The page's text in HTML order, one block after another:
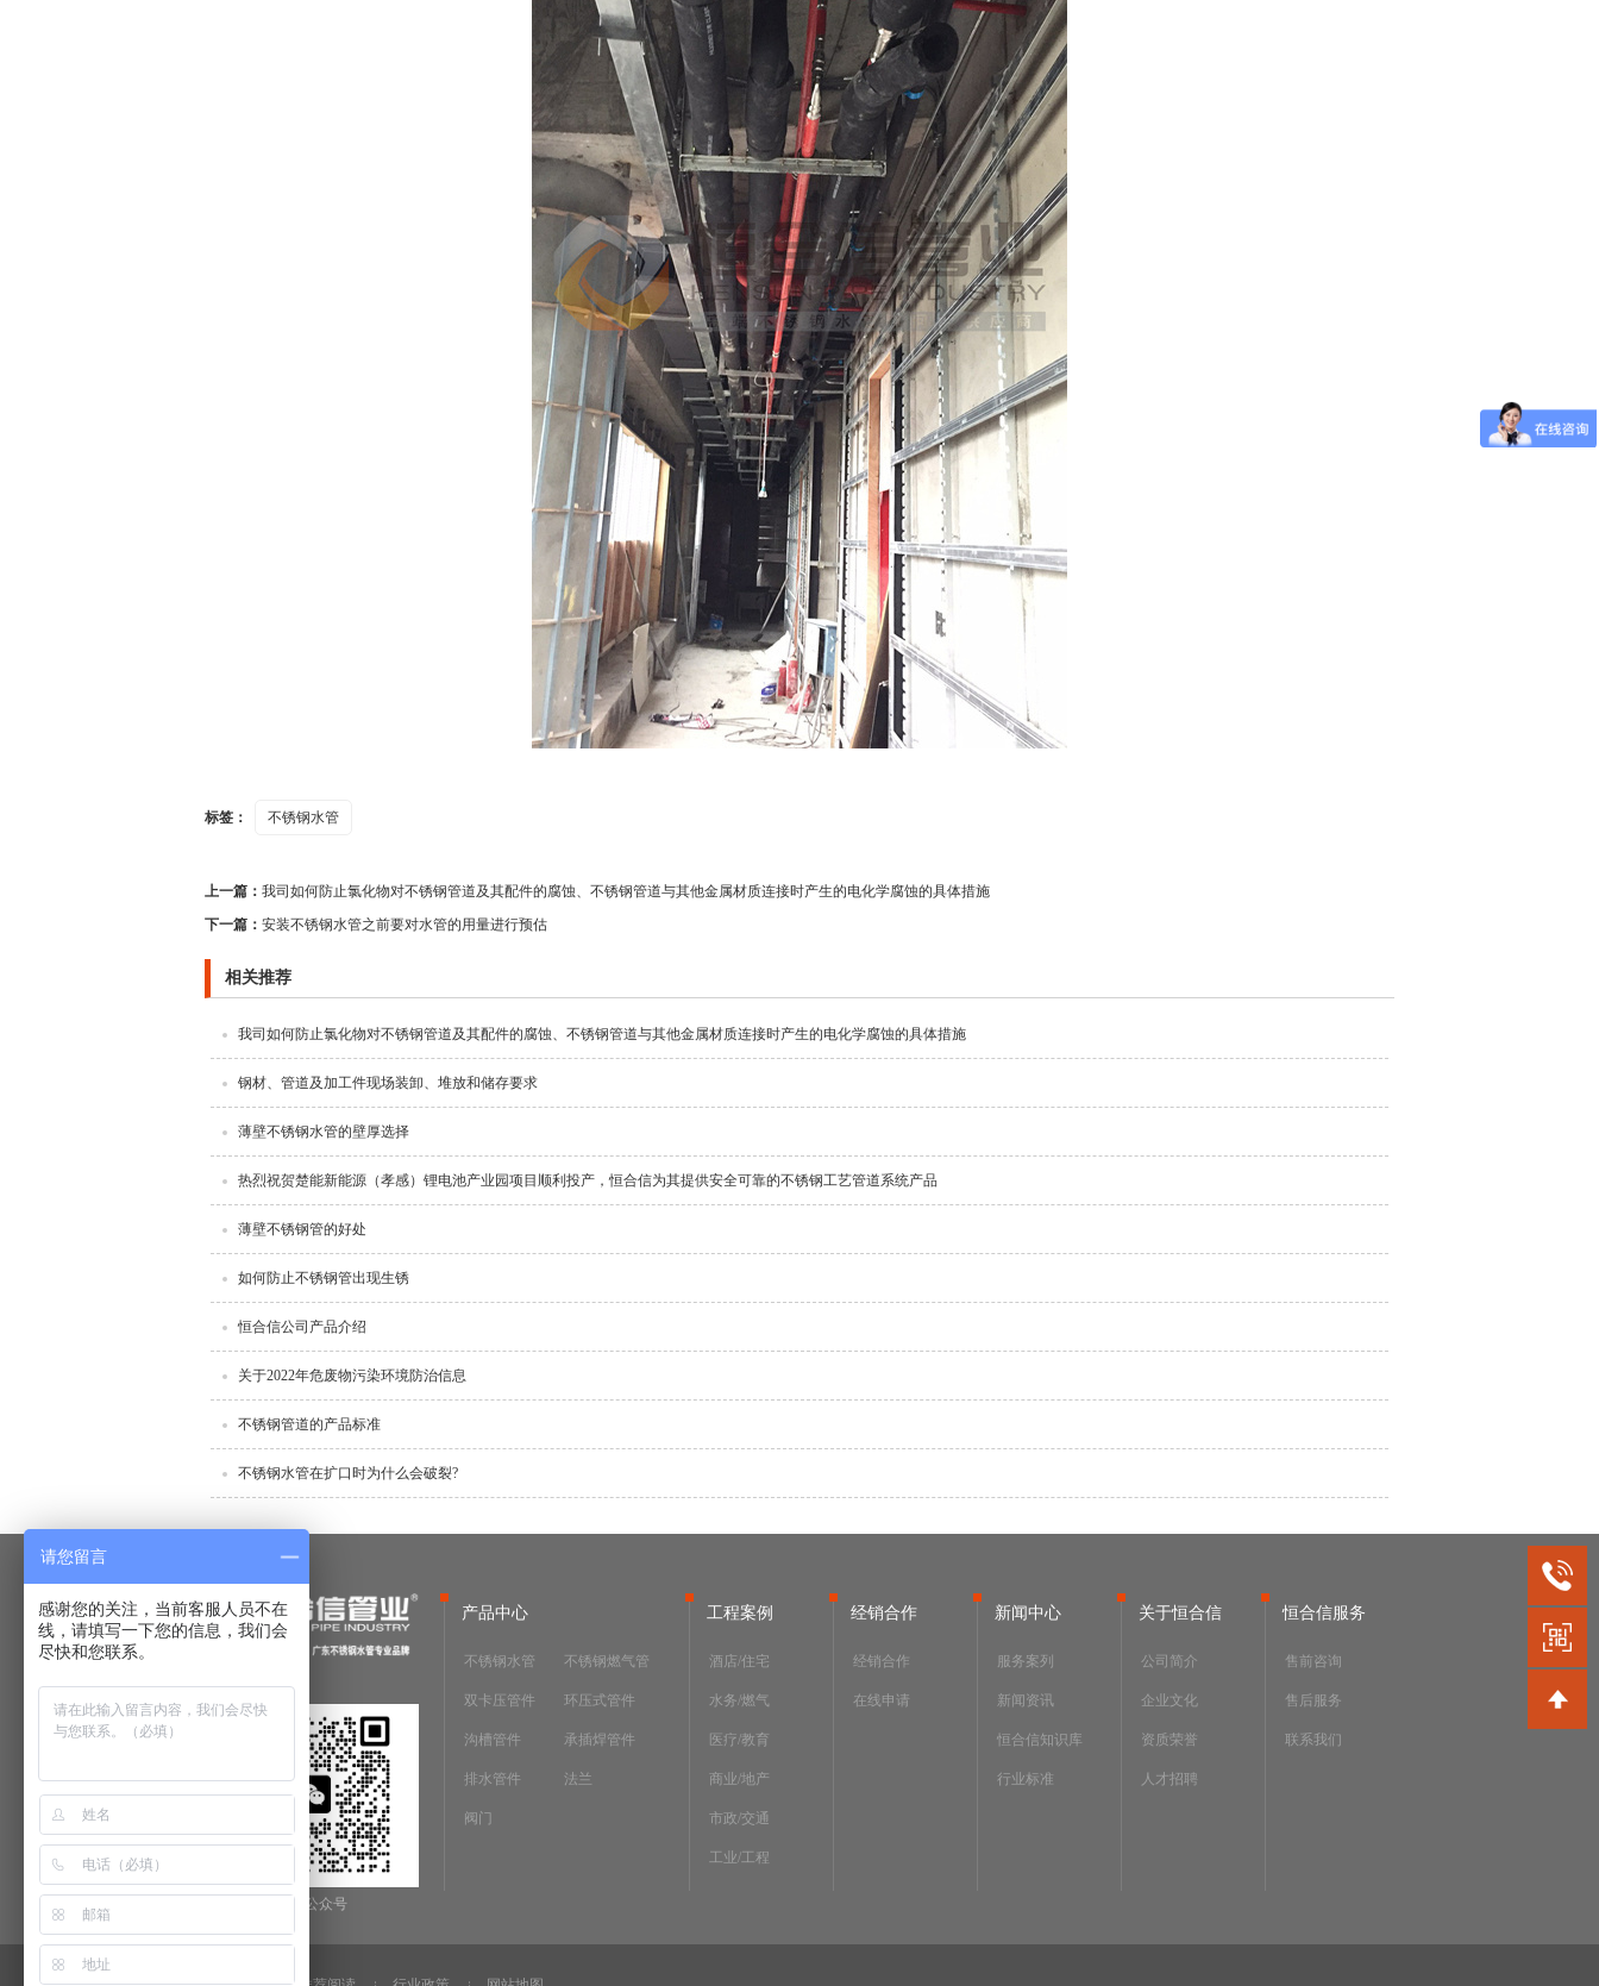
标签： 不锈钢水管
上一篇： 我司如何防止氯化物对不锈钢管道及其配件的腐蚀、不锈钢管道与其他金属材质连接时产生的电化学腐蚀的具体措施
下一篇： 安装不锈钢水管之前要对水管的用量进行预估
相关推荐
我司如何防止氯化物对不锈钢管道及其配件的腐蚀、不锈钢管道与其他金属材质连接时产生的电化学腐蚀的具体措施
钢材、管道及加工件现场装卸、堆放和储存要求
薄壁不锈钢水管的壁厚选择
热烈祝贺楚能新能源（孝感）锂电池产业园项目顺利投产，恒合信为其提供安全可靠的不锈钢工艺管道系统产品
薄壁不锈钢管的好处
如何防止不锈钢管出现生锈
恒合信公司产品介绍
关于2022年危废物污染环境防治信息
不锈钢管道的产品标准
不锈钢水管在扩口时为什么会破裂?
微信公众号
产品中心
不锈钢水管 不锈钢燃气管
双卡压管件 环压式管件
沟槽管件 承插焊管件
排水管件 法兰
阀门
工程案例
酒店/住宅
水务/燃气
医疗/教育
商业/地产
市政/交通
工业/工程
经销合作
经销合作
在线申请
新闻中心
服务案列
新闻资讯
恒合信知识库
行业标准
关于恒合信
公司简介
企业文化
资质荣誉
人才招聘
恒合信服务
售前咨询
售后服务
联系我们
请您留言
感谢您的关注，当前客服人员不在
线，请填写一下您的信息，我们会
尽快和您联系。